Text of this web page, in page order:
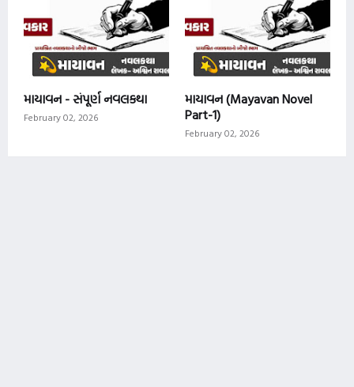
માયાવન - સંપૂર્ણ નવલકથા
February 02, 2026
માયાવન (Mayavan Novel
Part-1)
February 02, 2026